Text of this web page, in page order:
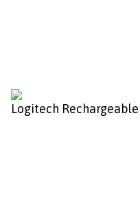
Logitech